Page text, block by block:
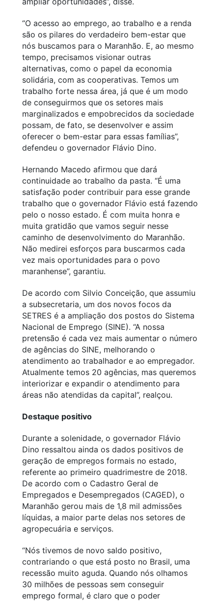
“O acesso ao emprego, ao trabalho e a renda
são os pilares do verdadeiro bem-estar que
nós buscamos para o Maranhão. E, ao mesmo
tempo, precisamos visionar outras
alternativas, como o papel da economia
solidária, com as cooperativas. Temos um
trabalho forte nessa área, já que é um modo
de conseguirmos que os setores mais
marginalizados e empobrecidos da sociedade
possam, de fato, se desenvolver e assim
oferecer o bem-estar para essas famílias”,
defendeu o governador Flávio Dino.
Hernando Macedo afirmou que dará
continuidade ao trabalho da pasta. “É uma
satisfação poder contribuir para esse grande
trabalho que o governador Flávio está fazendo
pelo o nosso estado. É com muita honra e
muita gratidão que vamos seguir nesse
caminho de desenvolvimento do Maranhão.
Não medirei esforços para buscarmos cada
vez mais oportunidades para o povo
maranhense”, garantiu.
De acordo com Silvio Conceição, que assumiu
a subsecretaria, um dos novos focos da
SETRES é a ampliação dos postos do Sistema
Nacional de Emprego (SINE). “A nossa
pretensão é cada vez mais aumentar o número
de agências do SINE, melhorando o
atendimento ao trabalhador e ao empregador.
Atualmente temos 20 agências, mas queremos
interiorizar e expandir o atendimento para
áreas não atendidas da capital”, realçou.
Destaque positivo
Durante a solenidade, o governador Flávio
Dino ressaltou ainda os dados positivos de
geração de empregos formais no estado,
referente ao primeiro quadrimestre de 2018.
De acordo com o Cadastro Geral de
Empregados e Desempregados (CAGED), o
Maranhão gerou mais de 1,8 mil admissões
líquidas, a maior parte delas nos setores de
agropecuária e serviços.
“Nós tivemos de novo saldo positivo,
contrariando o que está posto no Brasil, uma
recessão muito aguda. Quando nós olhamos
30 milhões de pessoas sem conseguir
emprego formal, é claro que o poder